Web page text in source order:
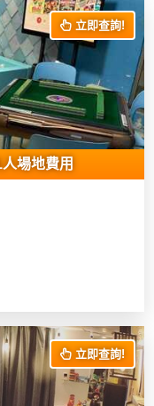
立即查詢!
場地費用
立即查詢!